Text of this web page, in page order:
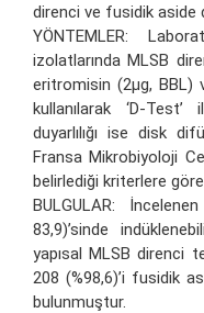
direnci ve fusidik aside
YÖNTEMLER:
izolatlarında MLSB
eritromisin (2μg, BBL)
kullanılarak ‘D-
duyarlılığı ise disk
Fransa Mikrobiyoloji
belirlediği kriterlere
BULGULAR:
83,9)’sinde
yapısal MLSB direnci
208 (%98,6)’i fusidik
bulunmuştur.